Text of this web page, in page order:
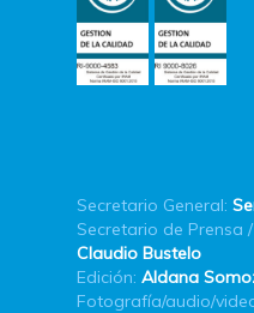
Secretario General:
Secretario de Prensa
Claudio Bustelo
Edición: Aldana
Fotografía/audio/